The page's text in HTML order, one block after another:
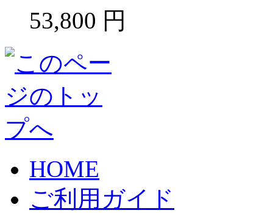
53,800 円
HOME
ご利用ガイド